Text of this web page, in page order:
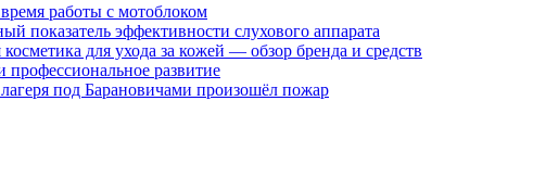
работы с мотоблоком
показатель эффективности слухового аппарата
для ухода за кожей — обзор бренда и средств
профессиональное развитие
под Барановичами произошёл пожар